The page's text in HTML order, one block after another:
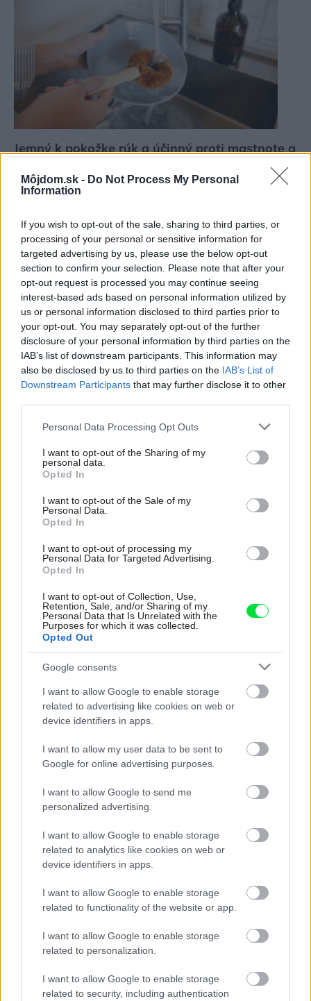
Môjdom.sk - Do Not Process My Personal
Information
If you wish to opt-out of the sale, sharing to third parties, or
processing of your personal or sensitive information for
targeted advertising by us, please use the below opt-out
section to confirm your selection. Please note that after your
opt-out request is processed you may continue seeing
interest-based ads based on personal information utilized by
us or personal information disclosed to third parties prior to
your opt-out. You may separately opt-out of the further
disclosure of your personal information by third parties on the
IAB’s list of downstream participants. This information may
also be disclosed by us to third parties on the IAB’s List of
Downstream Participants that may further disclose it to other
Please note that this website/app uses one or more Google
not limited to your visit or usage behaviour. You may click to
grant or deny consent to Google and its third-party tags to
use your data for below specified purposes in below Google
consent section.
Personal Data Processing Opt Outs
I want to opt-out of the Sharing of my
personal data.
Opted In
I want to opt-out of the Sale of my
Personal Data.
Opted In
I want to opt-out of processing my
Personal Data for Targeted Advertising.
Opted In
I want to opt-out of Collection, Use,
Retention, Sale, and/or Sharing of my
Personal Data that Is Unrelated with the
Purposes for which it was collected.
Opted Out
Google consents
I want to allow Google to enable storage
related to advertising like cookies on web or
device identifiers in apps.
I want to allow my user data to be sent to
Google for online advertising purposes.
I want to allow Google to send me
personalized advertising.
I want to allow Google to enable storage
related to analytics like cookies on web or
device identifiers in apps.
I want to allow Google to enable storage
related to functionality of the website or app.
I want to allow Google to enable storage
related to personalization.
I want to allow Google to enable storage
related to security, including authentication
Jemný k pokožke rúk a účinný proti mastnote a
WashBall alebo účinný a ekologický pomocník
v boji s vodným kameňom
Toto stačí pridať do rýchlovarnej kanvice a
vodný kameň bude miznúť pred očami! Ako
vyčistiť aj silno zanesený spotrebič?
seba. V novom dome je všetko pre ich život i
návštevy vnúčat
Miestni remeselníci vytvorili bývanie, ktoré vyzerá
ako malý raj
K bytu ladili aj škáry v obklade. Majitelia zbúrali
stereotyp, bývanie vyzerá ako z filmov svojského
Pridajte túto surovinu do prania, obliečky budú